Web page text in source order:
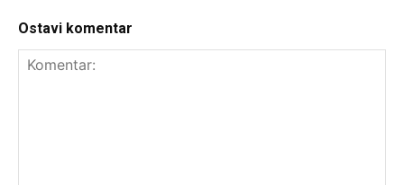
Ostavi komentar